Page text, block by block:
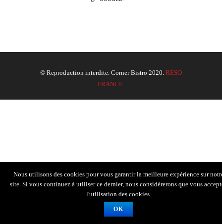
© Reproduction interdite. Corner Bistro 2020. RESO
FRANCE.
Nous utilisons des cookies pour vous garantir la meilleure expérience sur
site. Si vous continuez à utiliser ce dernier, nous considérerons que vous
l'utilisation des cookies.
OK